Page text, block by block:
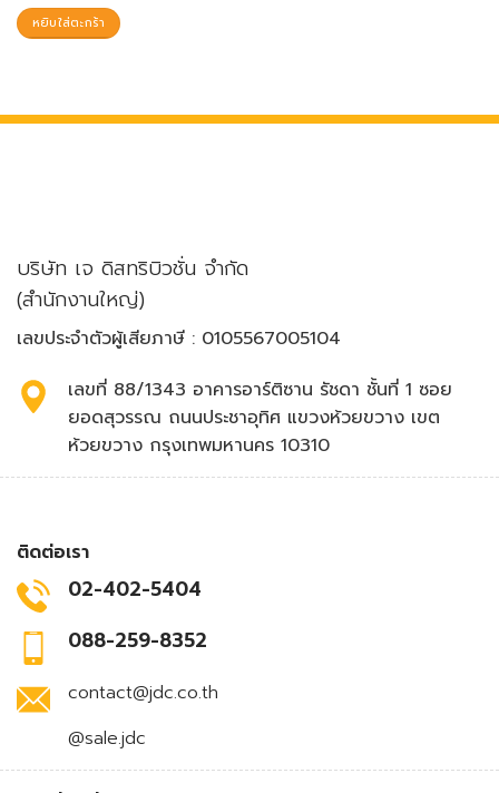
หยิบใส่ตะกร้า
บริษัท เจ ดิสทริบิวชั่น จำกัด
(สำนักงานใหญ่)
เลขประจำตัวผู้เสียภาษี : 0105567005104
เลขที่ 88/1343 อาคารอาร์ติซาน รัชดา ชั้นที่ 1 ซอย
ยอดสุวรรณ ถนนประชาอุทิศ แขวงห้วยขวาง เขต
ห้วยขวาง กรุงเทพมหานคร 10310
ติดต่อเรา
02-402-5404
088-259-8352
contact@jdc.co.th
@sale.jdc